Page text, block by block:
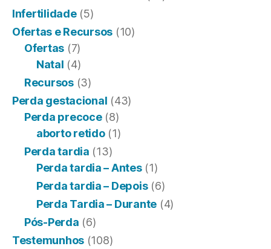
Infertilidade(5)
Ofertas e Recursos (10)
Ofertas (7)
Natal (4)
Recursos(3)
Perda gestacional (43)
Perda precoce(8)
aborto retido(1)
Perda tardia (13)
Perda tardia – Antes(1)
Perda tardia – Depois(6)
Perda Tardia – Durante (4)
Pós-Perda (6)
Testemunhos (108)